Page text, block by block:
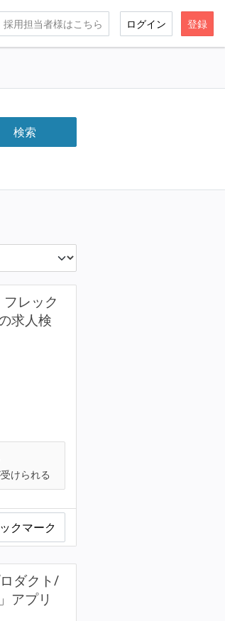
採用担当者様はこちら ログイン 登録
レック
求人検
けられる
クマーク
ダクト/
アプリ